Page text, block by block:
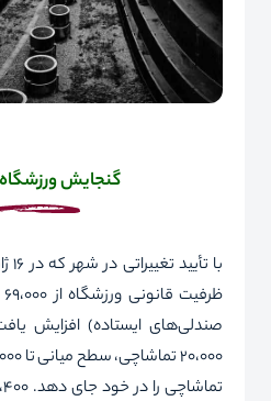
گنجایش ورزشگاه
صندلی‌های ایستاده) افزایش